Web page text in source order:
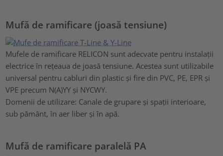
Mufă de ramificare (joasă tensiune)
Mufele de ramificare RELICON sunt adecvate pentru instalații
electrice în rețeaua de joasă tensiune. Acestea sunt utilizabile
universal pentru cabluri din plastic și fire din PVC, PE, EPR și
VPE precum N(A)YY și NYCWY.
Domenii de utilizare: Canale de grupare și spații interioare,
sub pământ, în aer liber și în apă.
Mufă de ramificare paralelă PA